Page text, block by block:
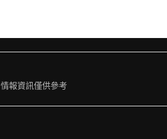
情報資訊僅供參考